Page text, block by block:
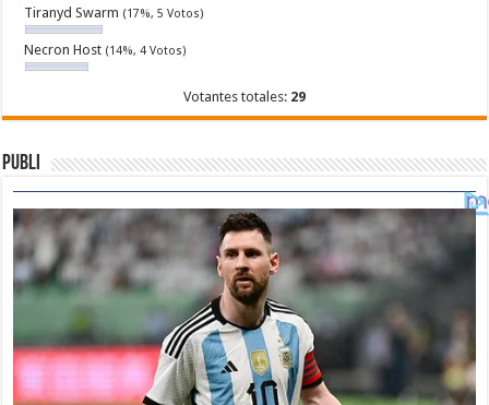
Tiranyd Swarm (17%, 5 Votos)
Necron Host (14%, 4 Votos)
Votantes totales: 29
Publi